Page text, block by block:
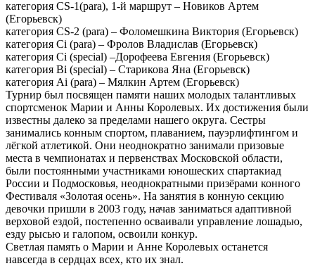
категория CS-1(para), 1-й маршрут – Новиков Артем
(Егорьевск)
категория CS-2 (para) – Фоломешкина Виктория (Егорьевск)
категория Ci (para) – Фролов Владислав (Егорьевск)
категория Ci (special) –Дорофеева Евгения (Егорьевск)
категория Вi (special) – Старикова Яна (Егорьевск)
категория Аi (para) – Мялкин Артем (Егорьевск)
Турнир был посвящен памяти наших молодых талантливых
спортсменок Марии и Анны Королевых. Их достижения были
известны далеко за пределами нашего округа. Сестры
занимались конным спортом, плаванием, пауэрлифтингом и
лёгкой атлетикой. Они неоднократно занимали призовые
места в чемпионатах и первенствах Московской области,
были постоянными участниками юношеских спартакиад
России и Подмосковья, неоднократными призёрами конного
Фестиваля «Золотая осень». На занятия в конную секцию
девочки пришли в 2003 году, начав заниматься адаптивной
верховой ездой, постепенно осваивали управление лошадью,
езду рысью и галопом, освоили конкур.
Светлая память о Марии и Анне Королевых останется
навсегда в сердцах всех, кто их знал.